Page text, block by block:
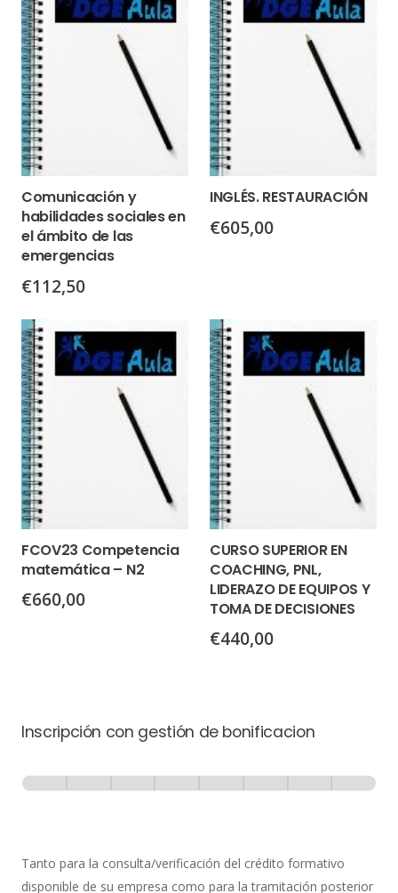
Comunicación y
habilidades sociales en
el ámbito de las
emergencias
€112,50
INGLÉS. RESTAURACIÓN
€605,00
FCOV23 Competencia
matemática – N2
€660,00
CURSO SUPERIOR EN
COACHING, PNL,
LIDERAZO DE EQUIPOS Y
TOMA DE DECISIONES
€440,00
Inscripción con gestión de bonificacion
-
de
Bonificación
Tanto para la consulta/verificación del crédito formativo
disponible de su empresa como para la tramitación posterior